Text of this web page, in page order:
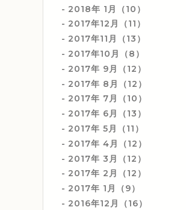
2018年 1月（10）
2017年12月（11）
2017年11月（13）
2017年10月（8）
2017年 9月（12）
2017年 8月（12）
2017年 7月（10）
2017年 6月（13）
2017年 5月（11）
2017年 4月（12）
2017年 3月（12）
2017年 2月（12）
2017年 1月（9）
2016年12月（16）